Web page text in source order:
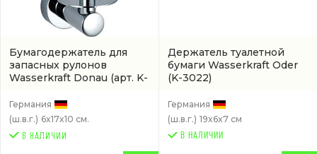
Бумагодержатель для
запасных рулонов
Wasserkraft Donau (арт. K-
Германия
(ш.в.г.) 6x17x10 см.
Держатель туалетной
бумаги Wasserkraft Oder
(K-3022)
Германия
(ш.в.г.) 19x6x7 см
В НАЛИЧИИ